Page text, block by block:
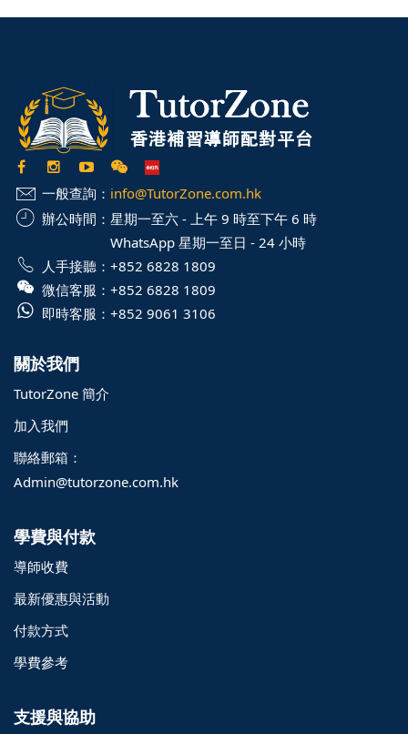
一般查詢： info@TutorZone.com.hk
辦公時間： 星期一至六 - 上午 9 時至下午 6 時
WhatsApp 星期一至日 - 24 小時
人手接聽： +852 6828 1809
微信客服： +852 6828 1809
即時客服： +852 9061 3106
關於我們
TutorZone 簡介
加入我們
聯絡郵箱：
Admin@tutorzone.com.hk
學費與付款
導師收費
最新優惠與活動
付款方式
學費參考
支援與協助